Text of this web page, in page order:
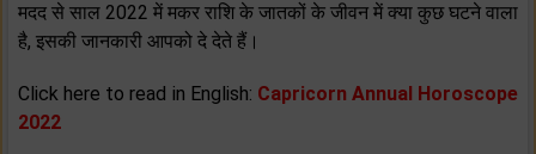
मदद से साल 2022 में मकर राशि के जातकों के जीवन में क्या कुछ घटने वाला
है, इसकी जानकारी आपको दे देते हैं।
Click here to read in English: Capricorn Annual Horoscope
2022